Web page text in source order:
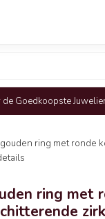
Goedkoopste
ring met ronde
ring met